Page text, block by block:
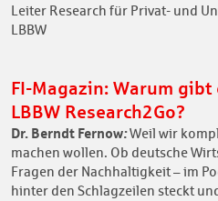
Leiter Research für Privat- und
LBBW
FI-Magazin: Warum gibt
LBBW Research2Go?
Dr. Berndt Fernow:Weil wir
machen wollen. Ob deutsche
Fragen der Nachhaltigkeit – im
hinter den Schlagzeilen steckt